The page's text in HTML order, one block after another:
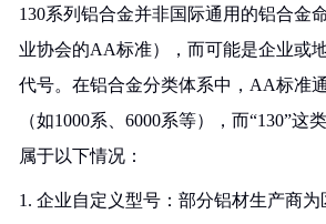
130系列铝合金并非国际通用的铝合金
业协会的AA标准），而可能是企业或
代号。在铝合金分类体系中，AA标准
（如1000系、6000系等），而“130”这
属于以下情况：
1. 企业自定义型号：部分铝材生产商为